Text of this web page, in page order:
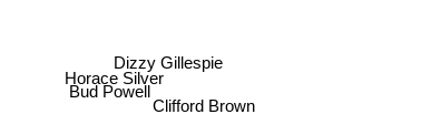
Horace Silver
Bud Powell
Dizzy Gillespie
Clifford Brown